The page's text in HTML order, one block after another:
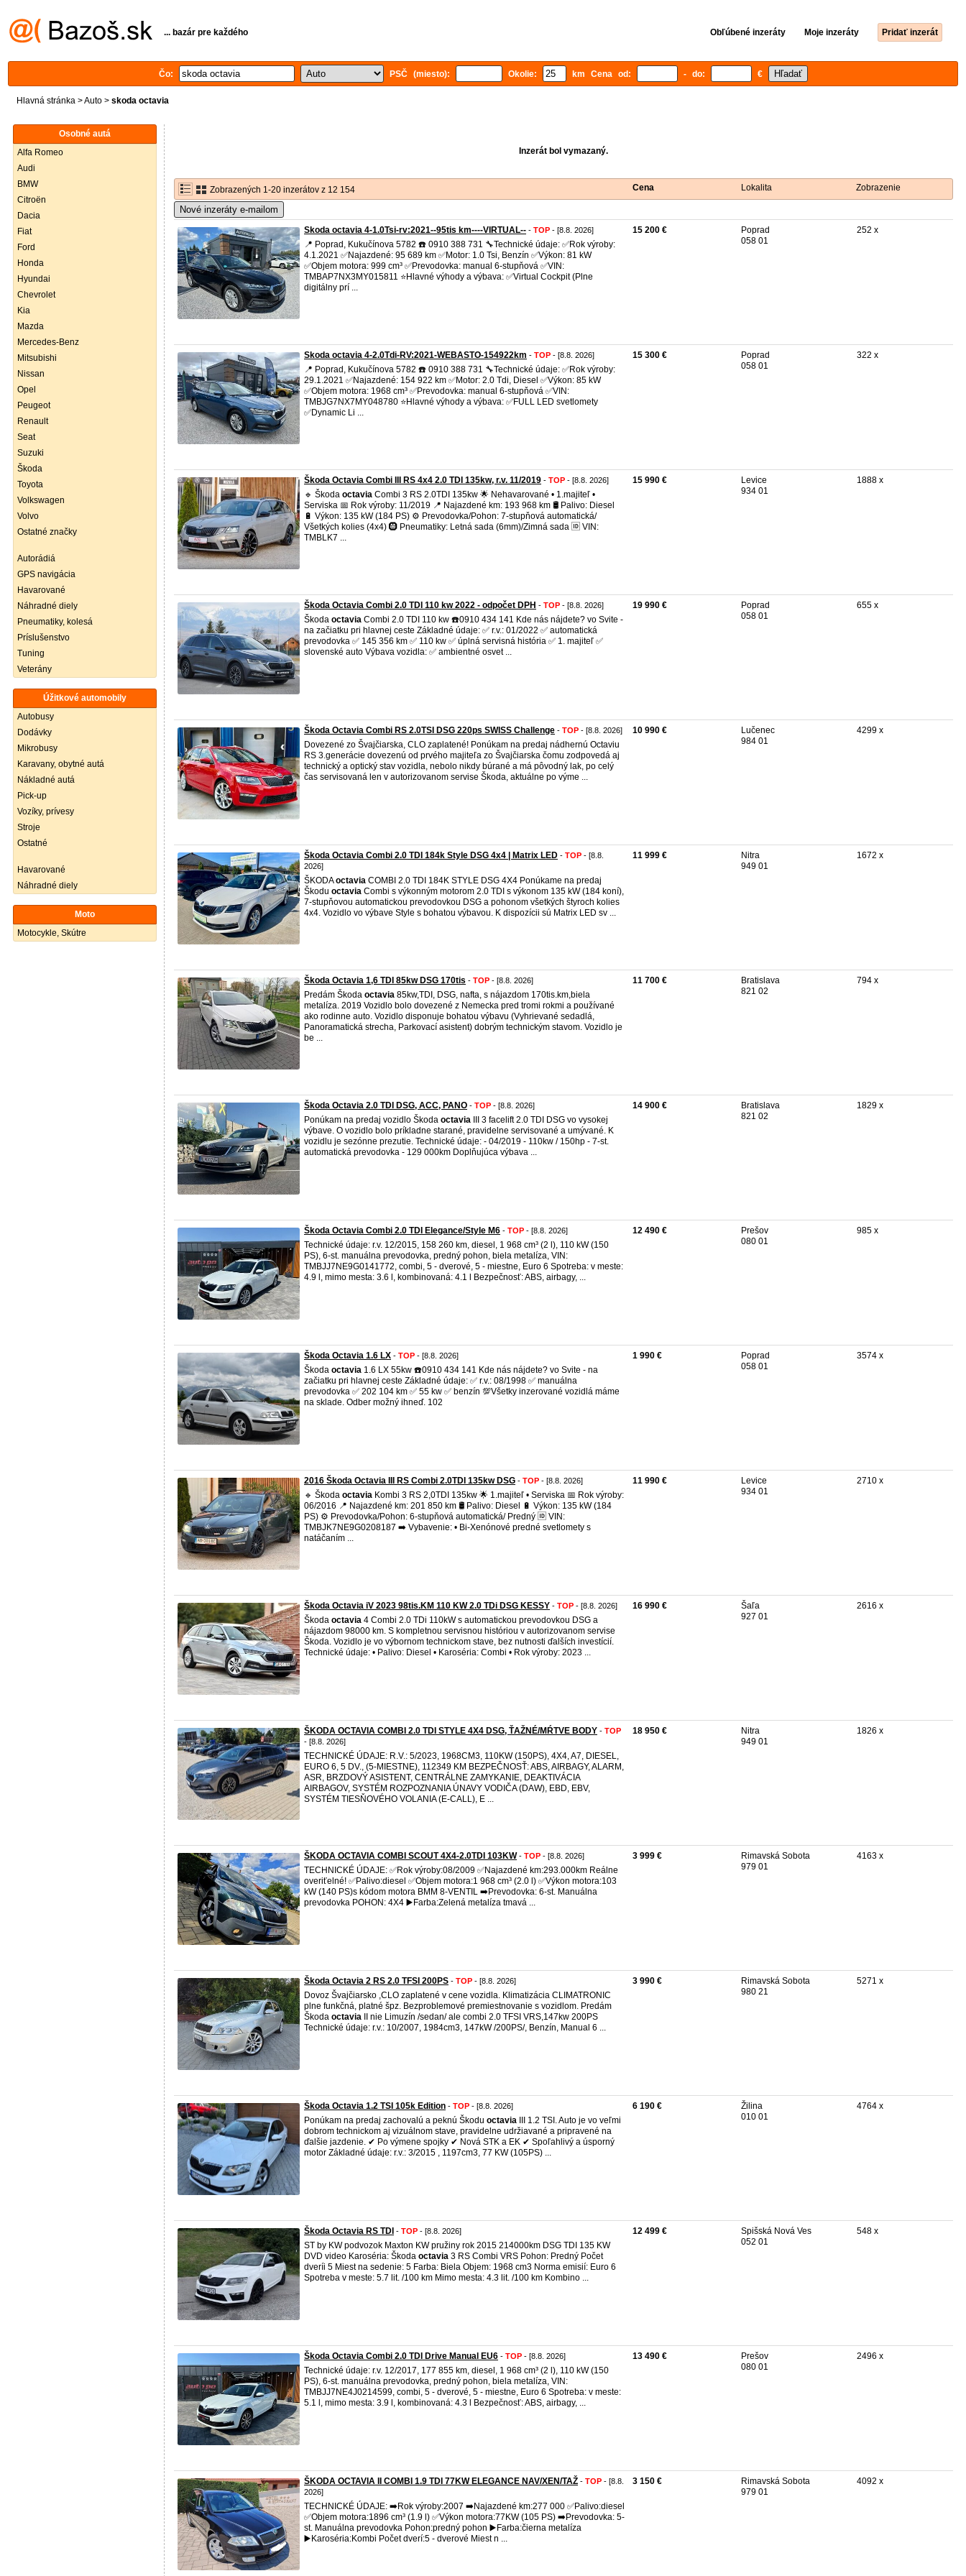
... bazár pre každého Obľúbené inzeráty Moje inzeráty Pridať inzerát
Čo: PSČ (miesto): Okolie: km Cena od: - do: €
Hlavná stránka >Auto > skoda octavia
Osobné autá
Alfa Romeo
Audi
BMW
Citroën
Dacia
Fiat
Ford
Honda
Hyundai
Chevrolet
Kia
Mazda
Mercedes-Benz
Mitsubishi
Nissan
Opel
Peugeot
Renault
Seat
Suzuki
Škoda
Toyota
Volkswagen
Volvo
Ostatné značky
Autorádiá
GPS navigácia
Havarované
Náhradné diely
Pneumatiky, kolesá
Príslušenstvo
Tuning
Veterány
Úžitkové automobily
Autobusy
Dodávky
Mikrobusy
Karavany, obytné autá
Nákladné autá
Pick-up
Vozíky, prívesy
Stroje
Ostatné
Havarované
Náhradné diely
Moto
Motocykle, Skútre
Inzerát bol vymazaný.
Zobrazených 1-20 inzerátov z 12 154 Cena Lokalita Zobrazenie
Nové inzeráty e-mailom
Skoda octavia 4-1.0Tsi-rv:2021--95tis km----VIRTUAL-- - TOP - [8.8. 2026]
📍 Poprad, Kukučínova 5782 ☎️ 0910 388 731 🔧Technické údaje: ✅Rok výroby:
4.1.2021 ✅Najazdené: 95 689 km ✅Motor: 1.0 Tsi, Benzín ✅Výkon: 81 kW
✅Objem motora: 999 cm³ ✅Prevodovka: manual 6-stupňová ✅VIN:
TMBAP7NX3MY015811 ⭐Hlavné výhody a výbava: ✅Virtual Cockpit (Plne
digitálny prí ...
15 200 €
Poprad
058 01
252 x
Skoda octavia 4-2.0Tdi-RV:2021-WEBASTO-154922km - TOP - [8.8. 2026]
📍 Poprad, Kukučínova 5782 ☎️ 0910 388 731 🔧Technické údaje: ✅Rok výroby:
29.1.2021 ✅Najazdené: 154 922 km ✅Motor: 2.0 Tdi, Diesel ✅Výkon: 85 kW
✅Objem motora: 1968 cm³ ✅Prevodovka: manual 6-stupňová ✅VIN:
TMBJG7NX7MY048780 ⭐Hlavné výhody a výbava: ✅FULL LED svetlomety
✅Dynamic Li ...
15 300 €
Poprad
058 01
322 x
Škoda Octavia Combi III RS 4x4 2.0 TDI 135kw, r.v. 11/2019 - TOP - [8.8. 2026]
🔹 Škoda octavia Combi 3 RS 2.0TDI 135kw 🌟 Nehavarované • 1.majiteľ •
Serviska 📅 Rok výroby: 11/2019 📍 Najazdené km: 193 968 km 🛢️ Palivo: Diesel
🔋 Výkon: 135 kW (184 PS) ⚙️ Prevodovka/Pohon: 7-stupňová automatická/
Všetkých kolies (4x4) 🛞 Pneumatiky: Letná sada (6mm)/Zimná sada 🆔 VIN:
TMBLK7 ...
15 990 €
Levice
934 01
1888 x
Škoda Octavia Combi 2.0 TDI 110 kw 2022 - odpočet DPH - TOP - [8.8. 2026]
Škoda octavia Combi 2.0 TDI 110 kw ☎️0910 434 141 Kde nás nájdete? vo Svite -
na začiatku pri hlavnej ceste Základné údaje: ✅ r.v.: 01/2022 ✅ automatická
prevodovka ✅ 145 356 km ✅ 110 kw ✅ úplná servisná história ✅ 1. majiteľ ✅
slovenské auto Výbava vozidla: ✅ ambientné osvet ...
19 990 €
Poprad
058 01
655 x
Škoda Octavia Combi RS 2.0TSI DSG 220ps SWISS Challenge - TOP - [8.8. 2026]
Dovezené zo Švajčiarska, CLO zaplatené! Ponúkam na predaj nádhernú Octaviu
RS 3.generácie dovezenú od prvého majiteľa zo Švajčiarska čomu zodpovedá aj
technický a optický stav vozidla, nebolo nikdy búrané a má pôvodný lak, po celý
čas servisovaná len v autorizovanom servise Škoda, aktuálne po výme ...
10 990 €
Lučenec
984 01
4299 x
Škoda Octavia Combi 2.0 TDI 184k Style DSG 4x4 | Matrix LED - TOP - [8.8.
2026]
ŠKODAoctavia COMBI 2.0 TDI 184K STYLE DSG 4X4 Ponúkame na predaj
Škodu octavia Combi s výkonným motorom 2.0 TDI s výkonom 135 kW (184 koní),
7-stupňovou automatickou prevodovkou DSG a pohonom všetkých štyroch kolies
4x4. Vozidlo vo výbave Style s bohatou výbavou. K dispozícii sú Matrix LED sv ...
11 999 €
Nitra
949 01
1672 x
Škoda Octavia 1,6 TDI 85kw DSG 170tis - TOP - [8.8. 2026]
Predám Škoda octavia 85kw,TDI, DSG, nafta, s nájazdom 170tis.km,biela
metalíza. 2019 Vozidlo bolo dovezené z Nemecka pred tromi rokmi a používané
ako rodinne auto. Vozidlo disponuje bohatou výbavu (Vyhrievané sedadlá,
Panoramatická strecha, Parkovací asistent) dobrým technickým stavom. Vozidlo je
be ...
11 700 €
Bratislava
821 02
794 x
Škoda Octavia 2.0 TDI DSG, ACC, PANO - TOP - [8.8. 2026]
Ponúkam na predaj vozidlo Škoda octavia III 3 facelift 2.0 TDI DSG vo vysokej
výbave. O vozidlo bolo príkladne starané, pravidelne servisované a umývané. K
vozidlu je sezónne prezutie. Technické údaje: - 04/2019 - 110kw / 150hp - 7-st.
automatická prevodovka - 129 000km Doplňujúca výbava ...
14 900 €
Bratislava
821 02
1829 x
Škoda Octavia Combi 2.0 TDI Elegance/Style M6 - TOP - [8.8. 2026]
Technické údaje: r.v. 12/2015, 158 260 km, diesel, 1 968 cm³ (2 l), 110 kW (150
PS), 6-st. manuálna prevodovka, predný pohon, biela metalíza, VIN:
TMBJJ7NE9G0141772, combi, 5 - dverové, 5 - miestne, Euro 6 Spotreba: v meste:
4.9 l, mimo mesta: 3.6 l, kombinovaná: 4.1 l Bezpečnosť: ABS, airbagy, ...
12 490 €
Prešov
080 01
985 x
Škoda Octavia 1.6 LX - TOP - [8.8. 2026]
Škoda octavia 1.6 LX 55kw ☎️0910 434 141 Kde nás nájdete? vo Svite - na
začiatku pri hlavnej ceste Základné údaje: ✅ r.v.: 08/1998 ✅ manuálna
prevodovka ✅ 202 104 km ✅ 55 kw ✅ benzín 💯Všetky inzerované vozidlá máme
na sklade. Odber možný ihneď. 102
1 990 €
Poprad
058 01
3574 x
2016 Škoda Octavia III RS Combi 2.0TDI 135kw DSG - TOP - [8.8. 2026]
🔹 Škoda octavia Kombi 3 RS 2,0TDI 135kw 🌟 1.majiteľ • Serviska 📅 Rok výroby:
06/2016 📍 Najazdené km: 201 850 km 🛢️ Palivo: Diesel 🔋 Výkon: 135 kW (184
PS) ⚙️ Prevodovka/Pohon: 6-stupňová automatická/ Predný 🆔 VIN:
TMBJK7NE9G0208187 ➡️ Vybavenie: • Bi-Xenónové predné svetlomety s
natáčaním ...
11 990 €
Levice
934 01
2710 x
Škoda Octavia iV 2023 98tis.KM 110 KW 2.0 TDi DSG KESSY - TOP - [8.8. 2026]
Škoda octavia 4 Combi 2.0 TDi 110kW s automatickou prevodovkou DSG a
nájazdom 98000 km. S kompletnou servisnou históriou v autorizovanom servise
Škoda. Vozidlo je vo výbornom technickom stave, bez nutnosti ďalších investícií.
Technické údaje: • Palivo: Diesel • Karoséria: Combi • Rok výroby: 2023 ...
16 990 €
Šaľa
927 01
2616 x
ŠKODA OCTAVIA COMBI 2.0 TDI STYLE 4X4 DSG, ŤAŽNÉ/MŔTVE BODY - TOP
- [8.8. 2026]
TECHNICKÉ ÚDAJE: R.V.: 5/2023, 1968CM3, 110KW (150PS), 4X4, A7, DIESEL,
EURO 6, 5 DV., (5-MIESTNE), 112349 KM BEZPEČNOSŤ: ABS, AIRBAGY, ALARM,
ASR, BRZDOVÝ ASISTENT, CENTRÁLNE ZAMYKANIE, DEAKTIVÁCIA
AIRBAGOV, SYSTÉM ROZPOZNANIA ÚNAVY VODIČA (DAW), EBD, EBV,
SYSTÉM TIESŇOVÉHO VOLANIA (E-CALL), E ...
18 950 €
Nitra
949 01
1826 x
ŠKODA OCTAVIA COMBI SCOUT 4X4-2.0TDI 103KW- TOP - [8.8. 2026]
TECHNICKÉ ÚDAJE: ✅️Rok výroby:08/2009 ✅️Najazdené km:293.000km Reálne
overiťelné! ✅️Palivo:diesel ✅️Objem motora:1 968 cm³ (2.0 l) ✅️Výkon motora:103
kW (140 PS)s kódom motora BMM 8-VENTIL ➡️Prevodovka: 6-st. Manuálna
prevodovka POHON: 4X4 ▶️Farba:Zelená metalíza tmavá ...
3 999 €
Rimavská Sobota
979 01
4163 x
Škoda Octavia 2 RS 2.0 TFSI 200PS - TOP - [8.8. 2026]
Dovoz Švajčiarsko ,CLO zaplatené v cene vozidla. Klimatizácia CLIMATRONIC
plne funkčná, platné špz. Bezproblemové premiestnovanie s vozidlom. Predám
Škoda octavia II nie Limuzín /sedan/ ale combi 2.0 TFSI VRS,147kw 200PS
Technické údaje: r.v.: 10/2007, 1984cm3, 147kW /200PS/, Benzín, Manual 6 ...
3 990 €
Rimavská Sobota
980 21
5271 x
Škoda Octavia 1.2 TSI 105k Edition - TOP - [8.8. 2026]
Ponúkam na predaj zachovalú a peknú Škodu octavia III 1.2 TSI. Auto je vo veľmi
dobrom technickom aj vizuálnom stave, pravidelne udržiavané a pripravené na
ďalšie jazdenie. ✔ Po výmene spojky ✔ Nová STK a EK ✔ Spoľahlivý a úsporný
motor Základné údaje: r.v.: 3/2015 , 1197cm3, 77 KW (105PS) ...
6 190 €
Žilina
010 01
4764 x
Škoda Octavia RS TDI - TOP - [8.8. 2026]
ST by KW podvozok Maxton KW pružiny rok 2015 214000km DSG TDI 135 KW
DVD video Karoséria: Škoda octavia 3 RS Combi VRS Pohon: Predný Počet
dveríi 5 Miest na sedenie: 5 Farba: Biela Objem: 1968 cm3 Norma emisií: Euro 6
Spotreba v meste: 5.7 lit. /100 km Mimo mesta: 4.3 lit. /100 km Kombino ...
12 499 €
Spišská Nová Ves
052 01
548 x
Škoda Octavia Combi 2.0 TDI Drive Manual EU6 - TOP - [8.8. 2026]
Technické údaje: r.v. 12/2017, 177 855 km, diesel, 1 968 cm³ (2 l), 110 kW (150
PS), 6-st. manuálna prevodovka, predný pohon, biela metalíza, VIN:
TMBJJ7NE4J0214599, combi, 5 - dverové, 5 - miestne, Euro 6 Spotreba: v meste:
5.1 l, mimo mesta: 3.9 l, kombinovaná: 4.3 l Bezpečnosť: ABS, airbagy, ...
13 490 €
Prešov
080 01
2496 x
ŠKODA OCTAVIA II COMBI 1.9 TDI 77KW ELEGANCE NAV/XEN/TAŽ - TOP - [8.8.
2026]
TECHNICKÉ ÚDAJE: ➡️Rok výroby:2007 ➡️Najazdené km:277 000 ✅️Palivo:diesel
✅️Objem motora:1896 cm³ (1.9 l) ✅️Výkon motora:77KW (105 PS) ➡️Prevodovka: 5-
st. Manuálna prevodovka Pohon:predný pohon ▶️Farba:čierna metalíza
▶️Karoséria:Kombi Počet dverí:5 - dverové Miest n ...
3 150 €
Rimavská Sobota
979 01
4092 x